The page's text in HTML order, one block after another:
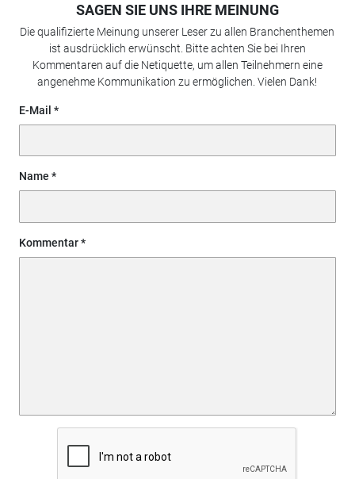
SAGEN SIE UNS IHRE MEINUNG
Die qualifizierte Meinung unserer Leser zu allen Branchenthemen
ist ausdrücklich erwünscht. Bitte achten Sie bei Ihren
Kommentaren auf die Netiquette, um allen Teilnehmern eine
angenehme Kommunikation zu ermöglichen. Vielen Dank!
E-Mail
Name
Kommentar